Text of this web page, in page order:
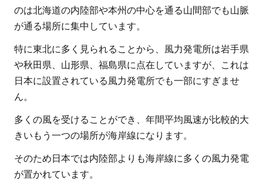
のは北海道の内陸部や本州の中心を通る山間部でも山脈
が通る場所に集中しています。
特に東北に多く見られることから、風力発電所は岩手県
や秋田県、山形県、福島県に点在していますが、これは
日本に設置されている風力発電所でも一部にすぎませ
ん。
多くの風を受けることができ、年間平均風速が比較的大
きいもう一つの場所が海岸線になります。
そのため日本では内陸部よりも海岸線に多くの風力発電
が置かれています。